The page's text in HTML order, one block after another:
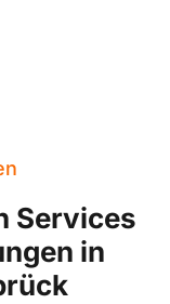
Services
in